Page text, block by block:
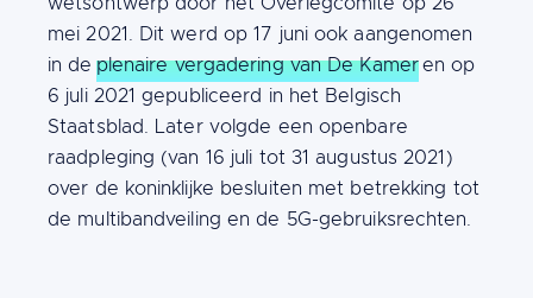
mei 2021. Dit werd op 17 juni ook aangenomen
in de plenaire vergadering van De Kameren op
6 juli 2021 gepubliceerd in het Belgisch
Staatsblad. Later volgde een openbare
raadpleging (van 16 juli tot 31 augustus 2021)
over de koninklijke besluiten met betrekking tot
de multibandveiling en de 5G-gebruiksrechten.